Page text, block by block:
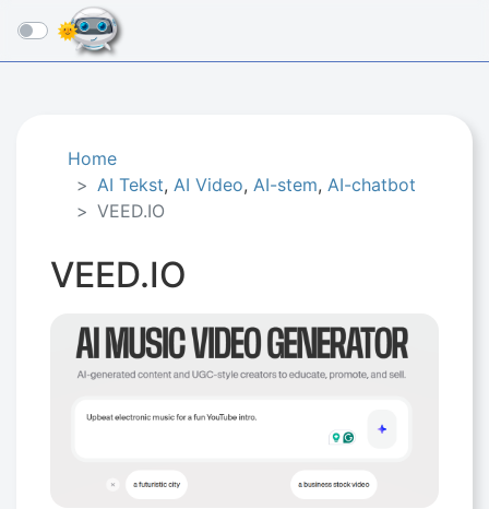
☰
Home
AI Tekst, AI Video, AI-stem, AI-chatbot
VEED.IO
VEED.IO